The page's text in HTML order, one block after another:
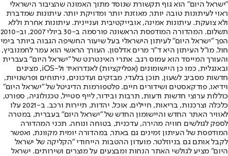
"ישראל היום" הוא גוף תקשורת שנוסד מתוך האמונה שהציבור הישראלי
ראוי לעיתונות טובה יותר, מאוזנת יותר ומדויקת יותר. עיתונות שמדברת
ולא צועקת. עיתונות אמינה, אובייקטיבית ועניינית. עיתונות אחרת וללא
תשלום. המהדורה המודפסת הראשונה פורסמה ב-30 ביולי 2007, וב-2010
הפך "ישראל היום" לעיתון הישראלי בעל שיעור החשיפה הגבוה ביותר בימי
חול. מו"ל העיתון היא ד"ר מרים אדלסון. העורך הראשי הוא עמר לחמנוביץ,
והעורך המייסד הוא עמוס רגב. אתרי האינטרנט של "ישראל היום" בעברית
ובאנגלית, כמו כן היישומונים (אפליקציות) לאנדרואיד ול-iOS, מציגים
חדשות מסביב לשעון, תוכן בלעדי, מבזקים ועדכונים, ניתוחים ופרשנויות,
וידיאו, פודקאסטים ושידורים חיים. פלטפורמות הדיגיטל של "ישראל היום"
כוללות ערוצי חדשות ודעות, תרבות ובידור, לייף סטייל, טכנולוגיה, ספורט,
כלכלה וצרכנות, בריאות, חיילים, אוכל, יהדות, תיירות ורכב. ב-2021 עלו
לאוויר האתר החדש והיישומון החדש של "ישראל היום" בעברית, במטרה
לספק לגולשים חוויה מהירה, עדכנית, בטוחה ונוחה. תכני המהדורה
המודפסת של העיתון זמינים גם באתר, במהדורה יומית מקוונת, ואפשר
לקבל אותם גם בניוזלטר. מועדון ההטבות הייחודי "הקליקה של ישראל
היום" מציע לגולשי האתר הנחות ומבצעים על מוצרים ושירותים. ישראל